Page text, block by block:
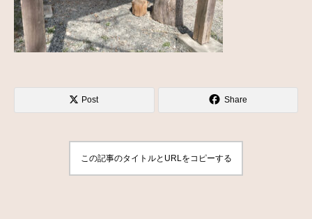
Post Share
この記事のタイトルとURLをコピーする